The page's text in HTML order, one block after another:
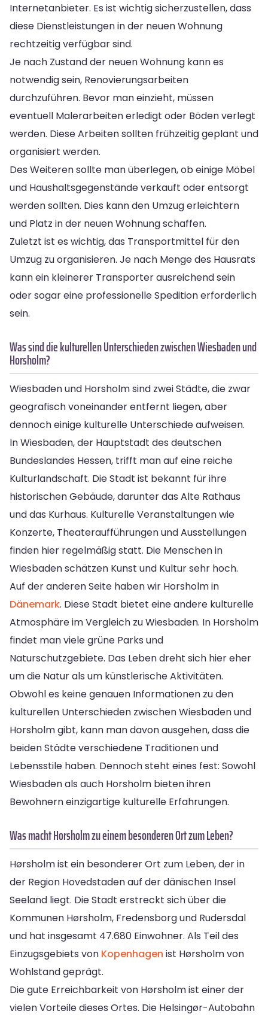
Internetanbieter. Es ist wichtig sicherzustellen, dass
diese Dienstleistungen in der neuen Wohnung
rechtzeitig verfügbar sind.
Je nach Zustand der neuen Wohnung kann es
notwendig sein, Renovierungsarbeiten
durchzuführen. Bevor man einzieht, müssen
eventuell Malerarbeiten erledigt oder Böden verlegt
werden. Diese Arbeiten sollten frühzeitig geplant und
organisiert werden.
Des Weiteren sollte man überlegen, ob einige Möbel
und Haushaltsgegenstände verkauft oder entsorgt
werden sollten. Dies kann den Umzug erleichtern
und Platz in der neuen Wohnung schaffen.
Zuletzt ist es wichtig, das Transportmittel für den
Umzug zu organisieren. Je nach Menge des Hausrats
kann ein kleinerer Transporter ausreichend sein
oder sogar eine professionelle Spedition erforderlich
sein.
Was sind die kulturellen Unterschieden zwischen Wiesbaden und
Horsholm?
Wiesbaden und Horsholm sind zwei Städte, die zwar
geografisch voneinander entfernt liegen, aber
dennoch einige kulturelle Unterschiede aufweisen.
In Wiesbaden, der Hauptstadt des deutschen
Bundeslandes Hessen, trifft man auf eine reiche
Kulturlandschaft. Die Stadt ist bekannt für ihre
historischen Gebäude, darunter das Alte Rathaus
und das Kurhaus. Kulturelle Veranstaltungen wie
Konzerte, Theateraufführungen und Ausstellungen
finden hier regelmäßig statt. Die Menschen in
Wiesbaden schätzen Kunst und Kultur sehr hoch.
Auf der anderen Seite haben wir Horsholm in
Dänemark. Diese Stadt bietet eine andere kulturelle
Atmosphäre im Vergleich zu Wiesbaden. In Horsholm
findet man viele grüne Parks und
Naturschutzgebiete. Das Leben dreht sich hier eher
um die Natur als um künstlerische Aktivitäten.
Obwohl es keine genauen Informationen zu den
kulturellen Unterschieden zwischen Wiesbaden und
Horsholm gibt, kann man davon ausgehen, dass die
beiden Städte verschiedene Traditionen und
Lebensstile haben. Dennoch steht eines fest: Sowohl
Wiesbaden als auch Horsholm bieten ihren
Bewohnern einzigartige kulturelle Erfahrungen.
Was macht Horsholm zu einem besonderen Ort zum Leben?
Hørsholm ist ein besonderer Ort zum Leben, der in
der Region Hovedstaden auf der dänischen Insel
Seeland liegt. Die Stadt erstreckt sich über die
Kommunen Hørsholm, Fredensborg und Rudersdal
und hat insgesamt 47.680 Einwohner. Als Teil des
Einzugsgebiets von Kopenhagen ist Hørsholm von
Wohlstand geprägt.
Die gute Erreichbarkeit von Hørsholm ist einer der
vielen Vorteile dieses Ortes. Die Helsingør-Autobahn